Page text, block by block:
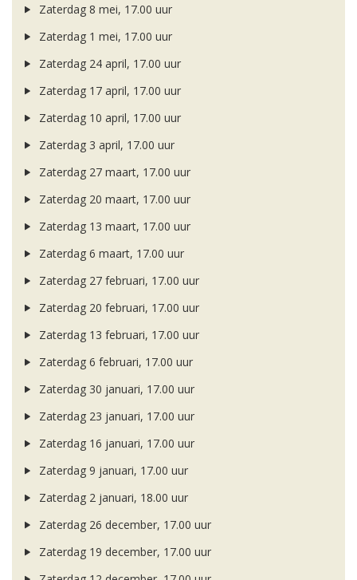
Zaterdag 8 mei, 17.00 uur
Zaterdag 1 mei, 17.00 uur
Zaterdag 24 april, 17.00 uur
Zaterdag 17 april, 17.00 uur
Zaterdag 10 april, 17.00 uur
Zaterdag 3 april, 17.00 uur
Zaterdag 27 maart, 17.00 uur
Zaterdag 20 maart, 17.00 uur
Zaterdag 13 maart, 17.00 uur
Zaterdag 6 maart, 17.00 uur
Zaterdag 27 februari, 17.00 uur
Zaterdag 20 februari, 17.00 uur
Zaterdag 13 februari, 17.00 uur
Zaterdag 6 februari, 17.00 uur
Zaterdag 30 januari, 17.00 uur
Zaterdag 23 januari, 17.00 uur
Zaterdag 16 januari, 17.00 uur
Zaterdag 9 januari, 17.00 uur
Zaterdag 2 januari, 18.00 uur
Zaterdag 26 december, 17.00 uur
Zaterdag 19 december, 17.00 uur